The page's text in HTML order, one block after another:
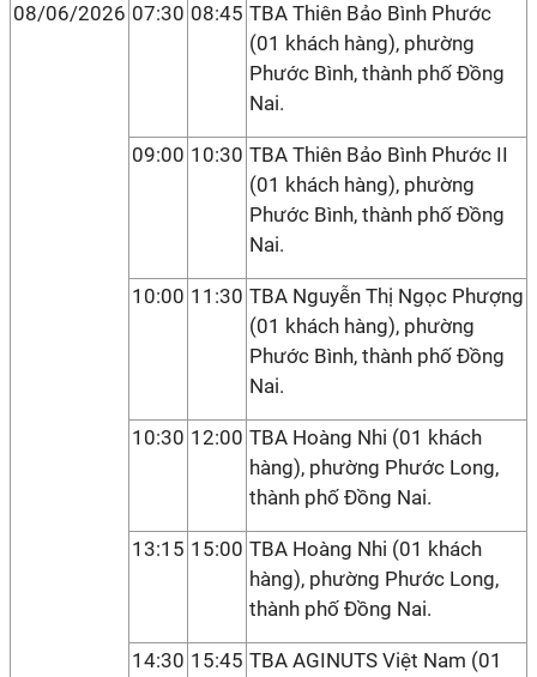
08/06/2026 07:30 08:45 TBA Thiên Bảo Bình Phước
(01 khách hàng), phường
Phước Bình, thành phố Đồng
Nai.
09:00 10:30 TBA Thiên Bảo Bình Phước II
(01 khách hàng), phường
Phước Bình, thành phố Đồng
Nai.
10:00 11:30 TBA Nguyễn Thị Ngọc Phượng
(01 khách hàng), phường
Phước Bình, thành phố Đồng
Nai.
10:30 12:00 TBA Hoàng Nhi (01 khách
hàng), phường Phước Long,
thành phố Đồng Nai.
13:15 15:00 TBA Hoàng Nhi (01 khách
hàng), phường Phước Long,
thành phố Đồng Nai.
14:30 15:45 TBA AGINUTS Việt Nam (01